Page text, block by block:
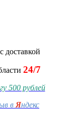
с доставкой
24/7
500 рублей
в Яндекс